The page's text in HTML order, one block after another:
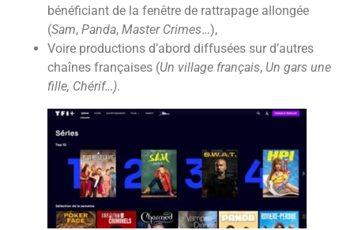
bénéficiant de la fenêtre de rattrapage allongée
(Sam, Panda, Master Crimes…),
Voire productions d’abord diffusées sur d’autres
chaînes françaises (Un village français, Un gars une
fille, Chérif…).